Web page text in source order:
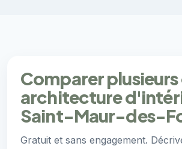
Comparer
architecture
Saint-Maur-des-
Gratuit et sans engagement.